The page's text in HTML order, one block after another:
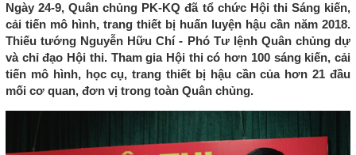
Ngày 24-9, Quân chủng PK-KQ đã tổ chức Hội thi Sáng kiến,
cải tiến mô hình, trang thiết bị huấn luyện hậu cần năm 2018.
Thiếu tướng Nguyễn Hữu Chí - Phó Tư lệnh Quân chủng dự
và chỉ đạo Hội thi. Tham gia Hội thi có hơn 100 sáng kiến, cải
tiến mô hình, học cụ, trang thiết bị hậu cần của hơn 21 đầu
mối cơ quan, đơn vị trong toàn Quân chủng.